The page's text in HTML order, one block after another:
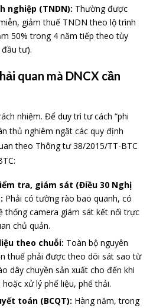
nghiệp (TNDN): Thường được
giảm thuế TNDN theo lộ trình
50% trong 4 năm tiếp theo tùy
tư).
quan mà DNCX cần
nhiệm. Để duy trì tư cách “phi
thủ nghiêm ngặt các quy định
theo Thông tư 38/2015/TT-BTC
tra, giám sát (Điều 30 Nghị
Phải có tường rào bao quanh, có
thống camera giám sát kết nối trực
chủ quản.
theo chuỗi: Toàn bộ nguyên
thuế phải được theo dõi sát sao từ
dây chuyền sản xuất cho đến khi
xử lý phế liệu, phế thải.
toán (BCQT): Hàng năm, trong